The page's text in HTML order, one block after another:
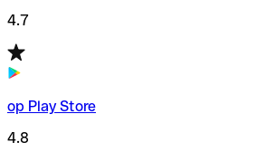
4.7
op Play Store
4.8